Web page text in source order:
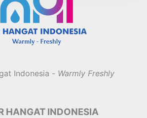
Indonesia - Warmly Freshly
HANGAT INDONESIA